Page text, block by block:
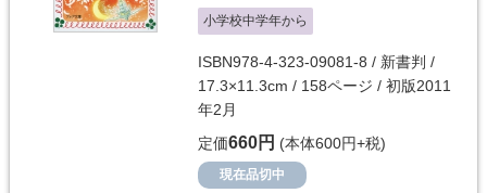
小学校中学年から
ISBN978-4-323-09081-8 / 新書判 /
17.3×11.3cm / 158ページ / 初版2011
年2月
定価660円 (本体600円+税)
現在品切中